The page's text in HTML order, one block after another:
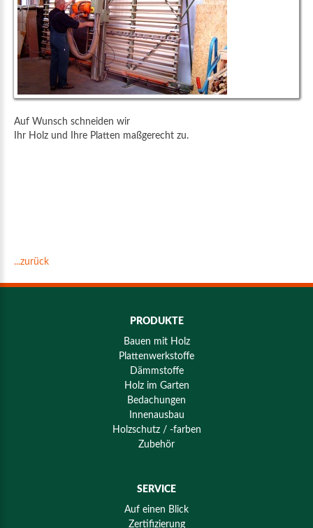
Auf Wunsch schneiden wir
Ihr Holz und Ihre Platten maßgerecht zu.
...zurück
PRODUKTE
Bauen mit Holz
Plattenwerkstoffe
Dämmstoffe
Holz im Garten
Bedachungen
Innenausbau
Holzschutz / -farben
Zubehör
SERVICE
Auf einen Blick
Zertifizierung